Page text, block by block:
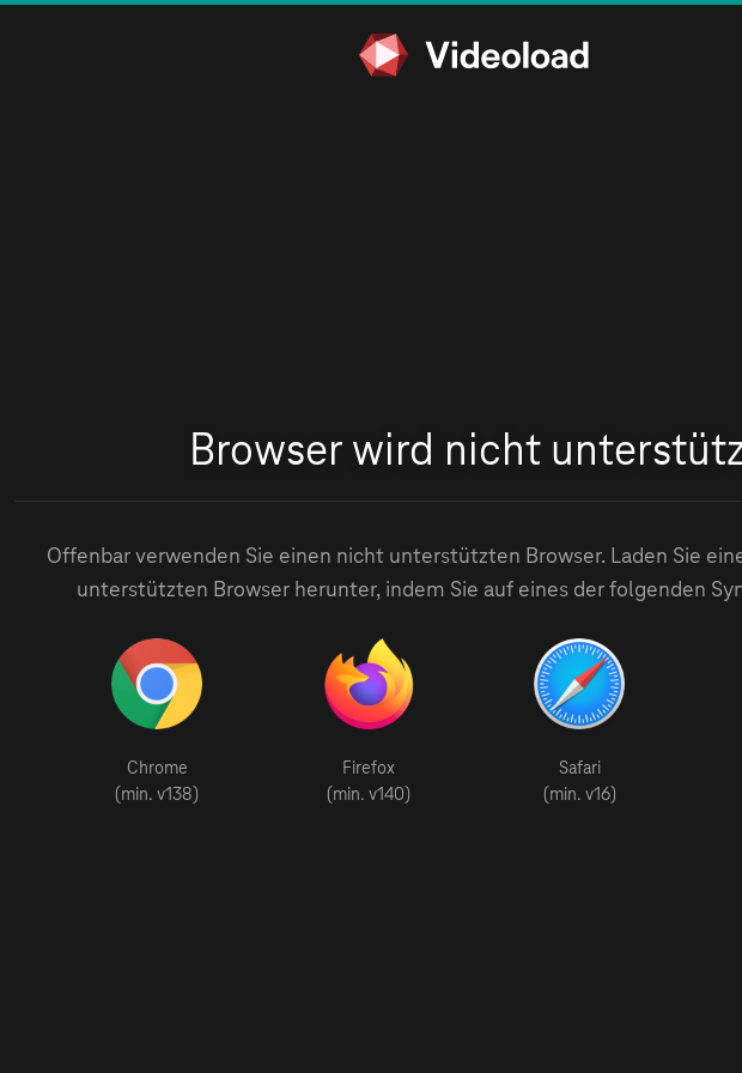
Browser wird nicht
Offenbar verwenden Sie einen nicht unterstützten Browser. Laden Sie
unterstützten Browser herunter, indem Sie auf eines der folgenden
Chrome
(min. v138)
Firefox
(min. v140)
Safari
(min. v16)